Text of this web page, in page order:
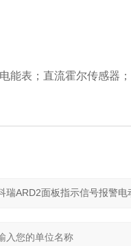
能表；直流霍尔传感器